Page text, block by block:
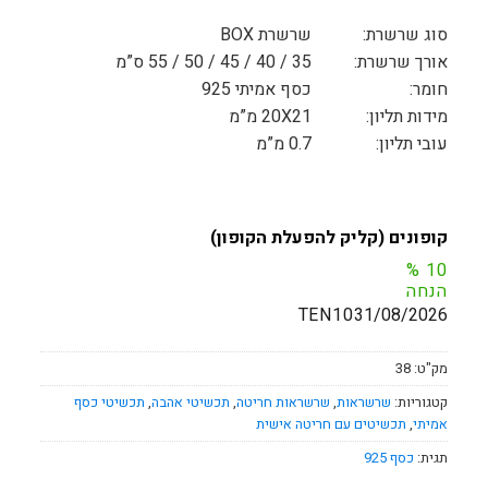
סוג שרשרת:
אורך שרשרת:
חומר:
מידות תליון:
עובי תליון:
שרשרת BOX
35 / 40 / 45 / 50 / 55 ס”מ
כסף אמיתי 925
20X21 מ”מ
0.7 מ”מ
קופונים (קליק להפעלת הקופון)
10
%
הנחה
TEN1031/08/2026
מק"ט:38
קטגוריות: שרשראות, שרשראות חריטה, תכשיטי אהבה, תכשיטי כסף
אמיתי, תכשיטים עם חריטה אישית
תגית: כסף 925